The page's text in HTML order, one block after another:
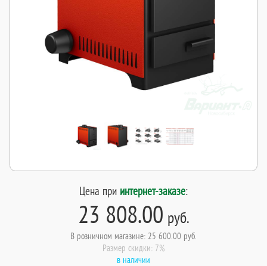
Цена при интернет-заказе:
23 808.00 руб.
В розничном магазине: 25 600.00 руб.
Размер скидки: 7%
в наличии